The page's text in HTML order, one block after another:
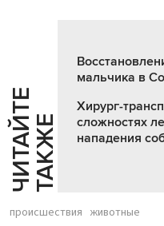
Ч
И
Т
АЙ
Т
Е
Т
А
К
ЖЕ
мальчика в
Хирург-
сложностях
нападения
происшествия животные